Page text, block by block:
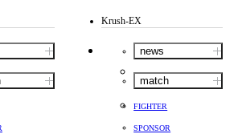
Krush-EX
news
match
FIGHTER
SPONSOR